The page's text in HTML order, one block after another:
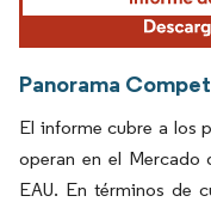
Panorama
El informe cubre a los
operan en el Mercado
EAU. En términos de